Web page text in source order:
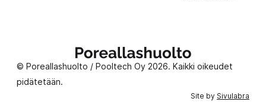
Poreallashuolto
© Poreallashuolto / Pooltech Oy 2026. Kaikki oikeudet
pidätetään.
Site by Sivulabra